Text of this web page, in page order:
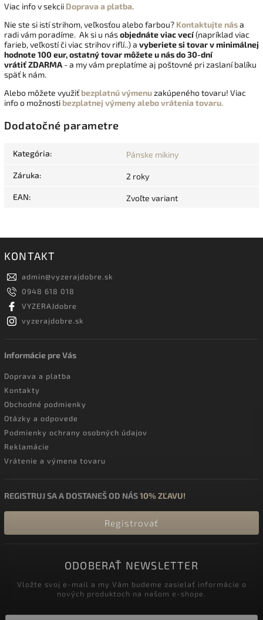
Viac info v sekcii Doprava a platba.
Nie ste si istí strihom, veľkosťou alebo farbou? Kontaktujte nása
radi vám poradíme. Ak si u násobjednáte viac vecí(napríklad viac
farieb, veľkostí či viac strihov riflí..) a vyberiete si tovar v minimálnej
hodnote 100 eur, ostatný tovar môžete u nás do 30-dní
vrátiťZDARMA - a my vám preplatíme aj poštovné pri zaslaní balíku
späť k nám.
Alebo môžete využiť bezplatnú výmenuzakúpeného tovaru! Viac
info o možnosti bezplatnej výmeny alebo vrátenia tovaru.
Dodatočné parametre
Kategória: Pánske mikiny
Záruka: 2 roky
EAN: Zvoľte variant
KONTAKT
admin@vyzerajdobre.sk
0948 618 018
VYZERAJdobre
vyzerajdobre.sk
Informácie pre Vás
Doprava a platba
Kontakty
Obchodné podmienky
Otázky a odpovede
Podmienky ochrany osobných údajov
Reklamácie
Vrátenie a výmena tovaru
REGISTRUJ SA A DOSTANEŠ OD NÁS10% ZĽAVU!
Registrovať
ODOBERAŤ NEWSLETTER
Vložte svoj e-mail a my Vám budeme zasielať informácie o
nových produktoch na našom e-shope.